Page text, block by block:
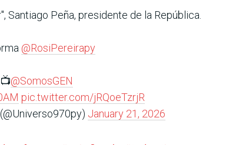
Santiago Peña, presidente de la República.
@RosiPereirapy
📺@SomosGEN
pic.twitter.com/jRQoeTzrjR
January 21, 2026